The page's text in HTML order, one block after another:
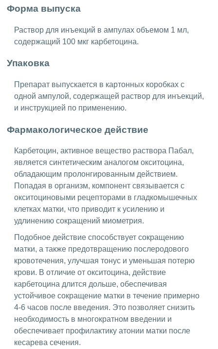
Форма выпуска
Раствор для инъекций в ампулах объемом 1 мл,
содержащий 100 мкг карбетоцина.
Упаковка
Препарат выпускается в картонных коробках с
одной ампулой, содержащей раствор для инъекций,
и инструкцией по применению.
Фармакологическое действие
Карбетоцин, активное вещество раствора Пабал,
является синтетическим аналогом окситоцина,
обладающим пролонгированным действием.
Попадая в организм, компонент связывается с
окситоциновыми рецепторами в гладкомышечных
клетках матки, что приводит к усилению и
удлинению сокращений миометрия.
Подобное действие способствует сокращению
матки, а также предотвращению послеродового
кровотечения, улучшая тонус и уменьшая потерю
крови. В отличие от окситоцина, действие
карбетоцина длится дольше, обеспечивая
устойчивое сокращение матки в течение примерно
4-6 часов после введения. Это позволяет снизить
необходимость в многократном введении и
обеспечивает профилактику атонии матки после
кесарева сечения.